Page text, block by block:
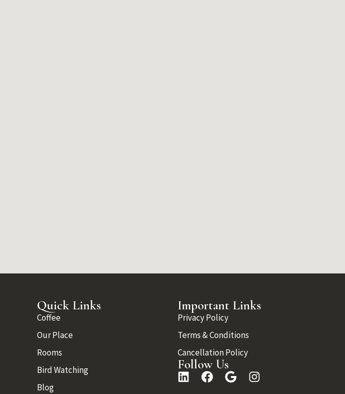
Quick Links
Coffee
Our Place
Rooms
Bird Watching
Blog
Important Links
Privacy Policy
Terms & Conditions
Cancellation Policy
Follow Us